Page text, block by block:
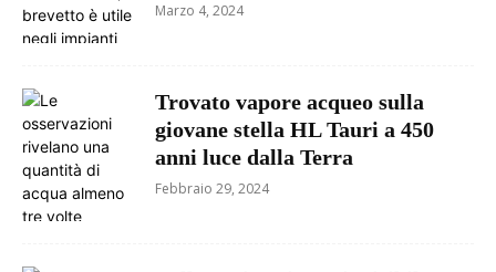
Marzo 4, 2024
Trovato vapore acqueo sulla
giovane stella HL Tauri a 450
anni luce dalla Terra
Febbraio 29, 2024